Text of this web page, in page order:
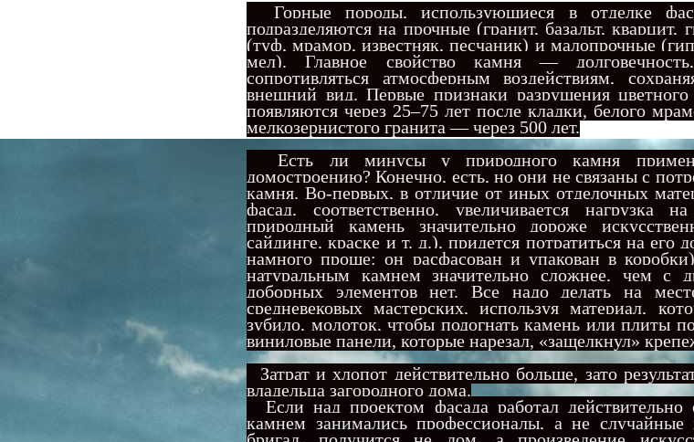
Горные породы, использующиеся в отделке
подразделяются на прочные (гранит, базальт, кварцит,
(туф, мрамор, известняк, песчаник) и малопрочные
мел). Главное свойство камня —
сопротивляться атмосферным воздействиям,
внешний вид. Первые признаки разрушения
появляются через 25–75 лет после кладки, белого
мелкозернистого гранита — через 500 лет.
Есть ли минусы у природного камня
домостроению? Конечно, есть, но они не связаны с
камня. Во-первых, в отличие от иных отделочных
фасад, соответственно, увеличивается нагрузка
природный камень значительно дороже
сайдинге, краске и т. д.), придется потратиться на его
намного проще: он расфасован и упакован в
натуральным камнем значительно сложнее, чем с
доборных элементов нет. Все надо делать на
средневековых мастерских, используя материал,
зубило, молоток, чтобы подогнать камень или плиты
виниловые панели, которые нарезал, «защелкнул»
Затрат и хлопот действительно больше, зато
владельца загородного дома.
Если над проектом фасада работал действительно
камнем занимались профессионалы, а не случайные